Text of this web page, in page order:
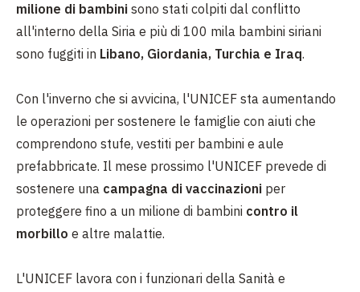
milione di bambini sono stati colpiti dal conflitto
all'interno della Siria e più di 100 mila bambini siriani
sono fuggiti in Libano, Giordania, Turchia e Iraq.
Con l'inverno che si avvicina, l'UNICEF sta aumentando
le operazioni per sostenere le famiglie con aiuti che
comprendono stufe, vestiti per bambini e aule
prefabbricate. Il mese prossimo l'UNICEF prevede di
sostenere una campagna di vaccinazioni per
proteggere fino a un milione di bambini contro il
morbillo e altre malattie.
L'UNICEF lavora con i funzionari della Sanità e